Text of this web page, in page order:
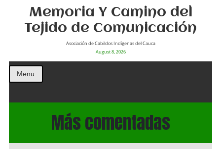
Memoria Y Camino del
Tejido de Comunicación
Asociación de Cabildos Indìgenas del Cauca
August 8, 2026
Menu
Más comentadas